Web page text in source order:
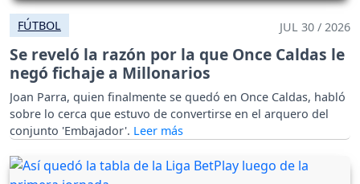
FÚTBOL JUL 30 / 2026
Se reveló la razón por la que Once Caldas le
negó fichaje a Millonarios
Joan Parra, quien finalmente se quedó en Once Caldas, habló
sobre lo cerca que estuvo de convertirse en el arquero del
conjunto 'Embajador'.